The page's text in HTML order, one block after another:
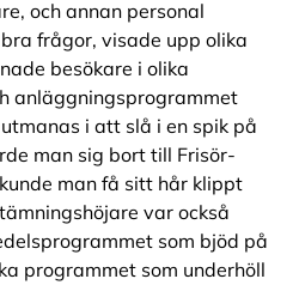
och annan personal
frågor, visade upp olika
besökare i olika
anläggningsprogrammet
i att slå i en spik på
man sig bort till Frisör-
man få sitt hår klippt
var också
som bjöd på
programmet som underhöll